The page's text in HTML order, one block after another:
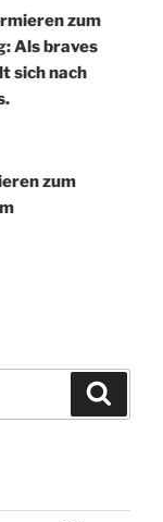
zum
Als braves
sich nach
zum